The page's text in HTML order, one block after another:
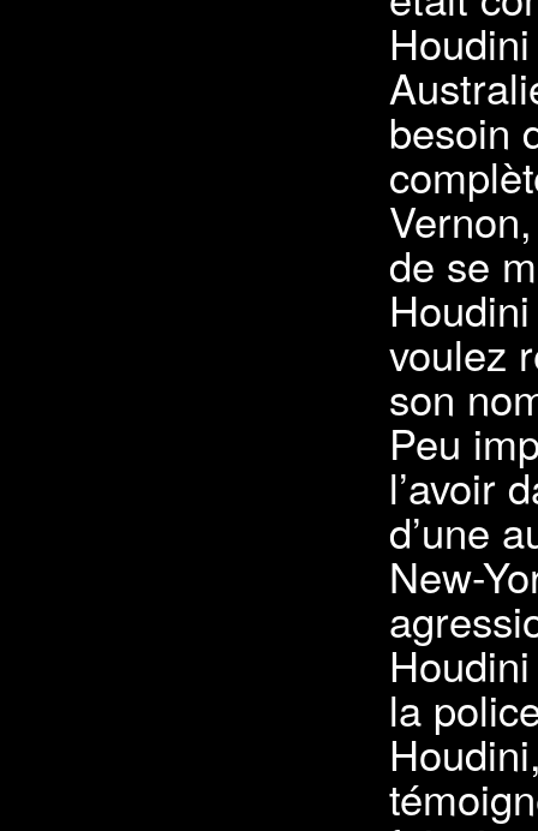
besoin
de se
voulez
son
Peu
l’avoir
d’une
New-
la